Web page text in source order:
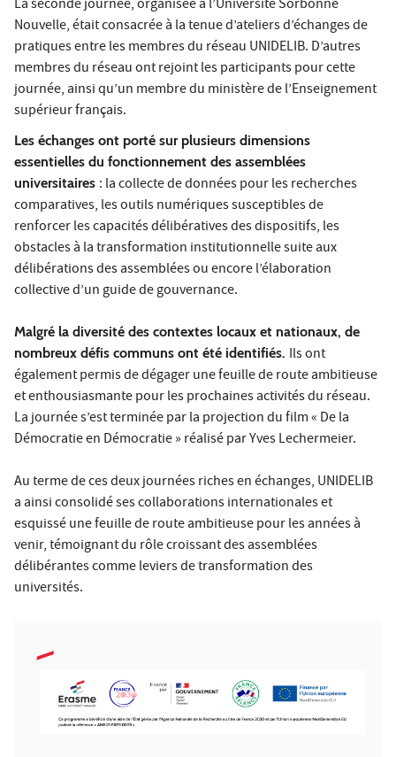
La seconde journée, organisée à l’Université Sorbonne
Nouvelle, était consacrée à la tenue d’ateliers d’échanges de
pratiques entre les membres du réseau UNIDELIB. D’autres
membres du réseau ont rejoint les participants pour cette
journée, ainsi qu’un membre du ministère de l’Enseignement
supérieur français.
Les échanges ont porté sur plusieurs dimensions
essentielles du fonctionnement des assemblées
universitaires : la collecte de données pour les recherches
comparatives, les outils numériques susceptibles de
renforcer les capacités délibératives des dispositifs, les
obstacles à la transformation institutionnelle suite aux
délibérations des assemblées ou encore l’élaboration
collective d’un guide de gouvernance.
Malgré la diversité des contextes locaux et nationaux, de
nombreux défis communs ont été identifiés. Ils ont
également permis de dégager une feuille de route ambitieuse
et enthousiasmante pour les prochaines activités du réseau.
La journée s’est terminée par la projection du film « De la
Démocratie en Démocratie » réalisé par Yves Lechermeier.
Au terme de ces deux journées riches en échanges, UNIDELIB
a ainsi consolidé ses collaborations internationales et
esquissé une feuille de route ambitieuse pour les années à
venir, témoignant du rôle croissant des assemblées
délibérantes comme leviers de transformation des
universités.